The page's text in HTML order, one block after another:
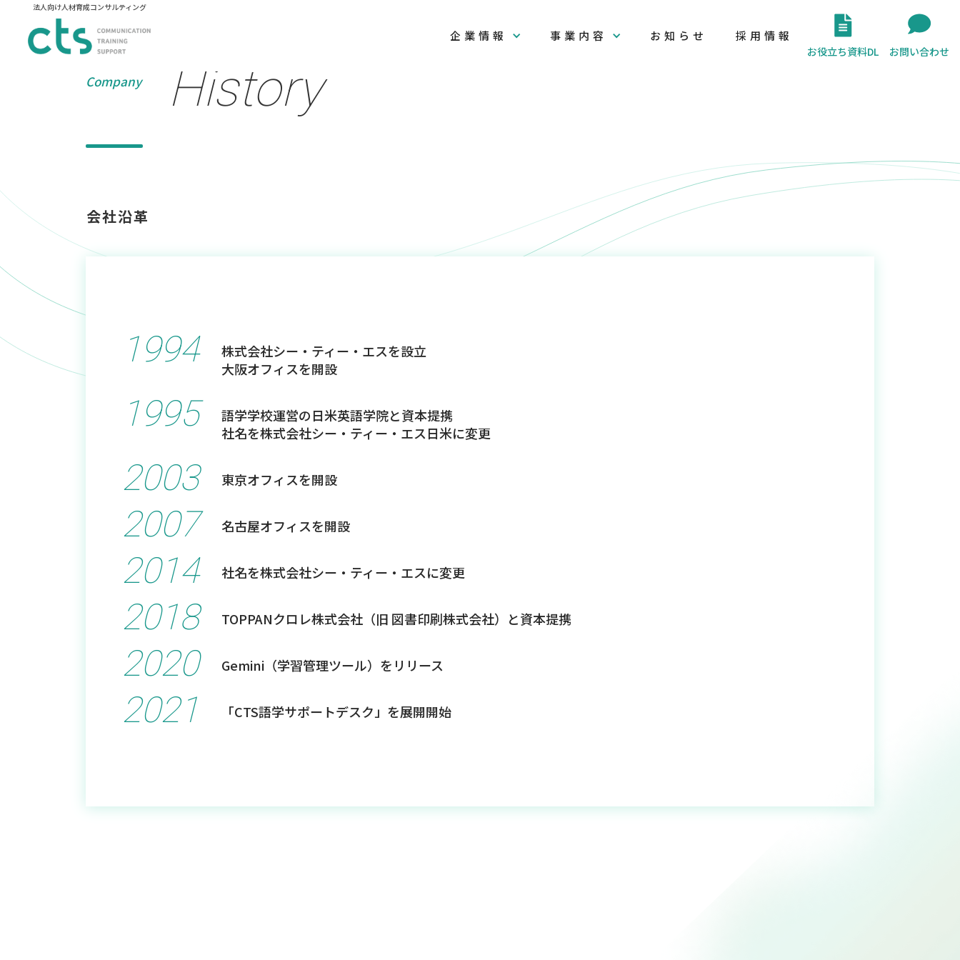
法人向け人材育成コンサルティング
企業情報 事業内容 お知らせ 採用情報
お役立ち資料DL お問い合わせ
Company History
会社沿革
1994
株式会社シー・ティー・エスを設立
大阪オフィスを開設
1995
語学学校運営の日米英語学院と資本提携
社名を株式会社シー・ティー・エス日米に変更
2003 東京オフィスを開設
2007 名古屋オフィスを開設
2014 社名を株式会社シー・ティー・エスに変更
2018 TOPPANクロレ株式会社（旧 図書印刷株式会社）と資本提携
2020 Gemini（学習管理ツール）をリリース
2021 「CTS語学サポートデスク」を展開開始